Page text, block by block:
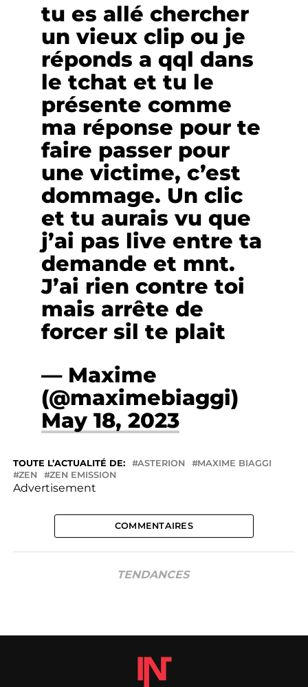
tu es allé chercher
un vieux clip ou je
réponds a qql dans
le tchat et tu le
présente comme
ma réponse pour te
faire passer pour
une victime, c’est
dommage. Un clic
et tu aurais vu que
j’ai pas live entre ta
demande et mnt.
J’ai rien contre toi
mais arrête de
forcer sil te plait
— Maxime
(@maximebiaggi)
May 18, 2023
TOUTE L’ACTUALITÉ DE: ASTERION
MAXIME BIAGGI
ZEN
ZEN EMISSION
Advertisement
COMMENTAIRES
TENDANCES